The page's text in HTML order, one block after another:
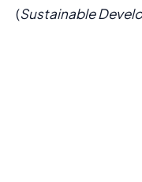
(Sustainable